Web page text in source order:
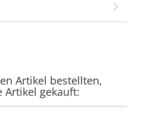
Artikel bestellten,
Artikel gekauft: